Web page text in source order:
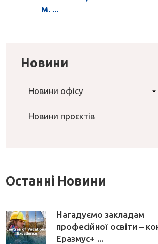
м. ...
Новини
Новини офісу
Новини проєктів
Останні Новини
Нагадуємо закладам
професійної освіти –
Еразмус+ ...